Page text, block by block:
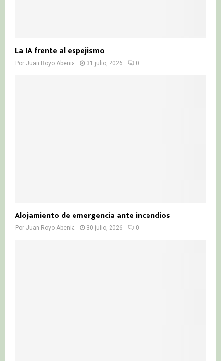
La IA frente al espejismo
Por Juan Royo Abenia 31 julio, 2026 0
Alojamiento de emergencia ante incendios
Por Juan Royo Abenia 30 julio, 2026 0